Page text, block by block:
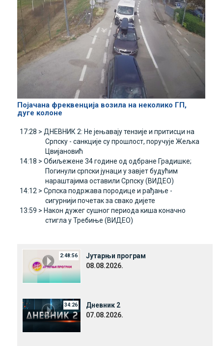
Појачана фреквенција возила на неколико ГП,
дуге колоне
17:28 > ДНЕВНИК 2: Не јењавају тензије и притисци на
Српску - санкције су прошлост, поручује Жељка
Цвијановић
14:18 > Обиљежене 34 године од одбране Градишке;
Погинули српски јунаци у завјет будућим
нараштајима оставили Српску (ВИДЕО)
14:12 > Српска подржава породице и рађање -
сигурнији почетак за свако дијете
13:59 > Након дужег сушног периода киша коначно
стигла у Требиње (ВИДЕО)
2:48:56
Јутарњи програм
08.08.2026.
34:26
Дневник 2
07.08.2026.